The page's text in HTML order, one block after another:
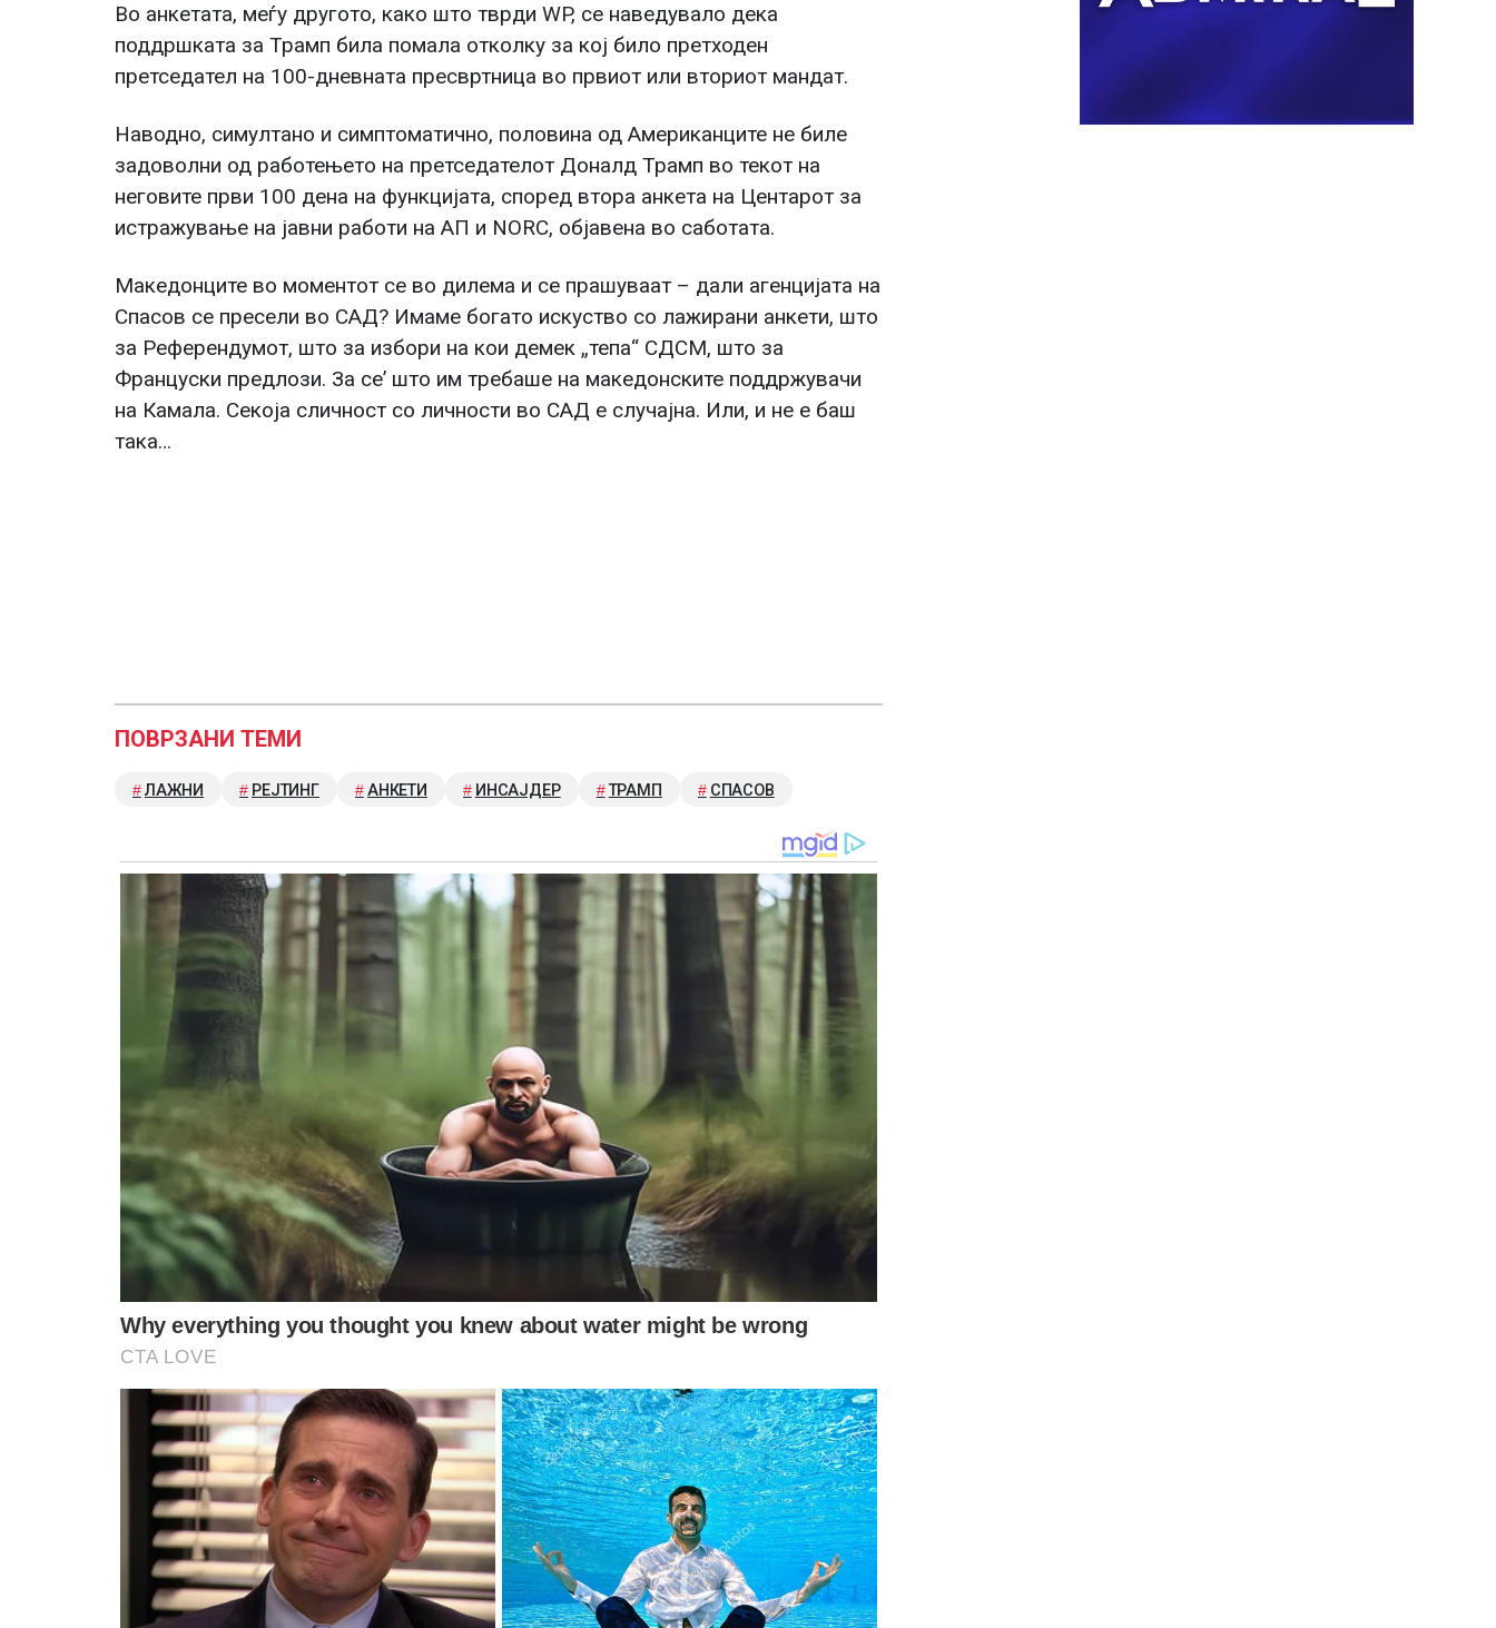
Во анкетата, меѓу другото, како што тврди WP, се наведувало дека
поддршката за Трамп била помала отколку за кој било претходен
претседател на 100-дневната пресвртница во првиот или вториот мандат.
Наводно, симултано и симптоматично, половина од Американците не биле
задоволни од работењето на претседателот Доналд Трамп во текот на
неговите први 100 дена на функцијата, според втора анкета на Центарот за
истражување на јавни работи на АП и NORC, објавена во саботата.
Македонците во моментот се во дилема и се прашуваат – дали агенцијата на
Спасов се пресели во САД? Имаме богато искуство со лажирани анкети, што
за Референдумот, што за избори на кои демек „тепа“ СДСМ, што за
Француски предлози. За се’ што им требаше на македонските поддржувачи
на Камала. Секоја сличност со личности во САД е случајна. Или, и не е баш
така…
ПОВРЗАНИ ТЕМИ
ЛАЖНИ РЕЈТИНГ АНКЕТИ ИНСАЈДЕР ТРАМП СПАСОВ